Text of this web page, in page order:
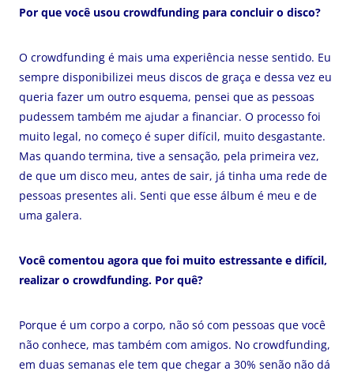
Por que você usou crowdfunding para concluir o disco?
O crowdfunding é mais uma experiência nesse sentido. Eu
sempre disponibilizei meus discos de graça e dessa vez eu
queria fazer um outro esquema, pensei que as pessoas
pudessem também me ajudar a financiar. O processo foi
muito legal, no começo é super difícil, muito desgastante.
Mas quando termina, tive a sensação, pela primeira vez,
de que um disco meu, antes de sair, já tinha uma rede de
pessoas presentes ali. Senti que esse álbum é meu e de
uma galera.
Você comentou agora que foi muito estressante e difícil,
realizar o crowdfunding. Por quê?
Porque é um corpo a corpo, não só com pessoas que você
não conhece, mas também com amigos. No crowdfunding,
em duas semanas ele tem que chegar a 30% senão não dá